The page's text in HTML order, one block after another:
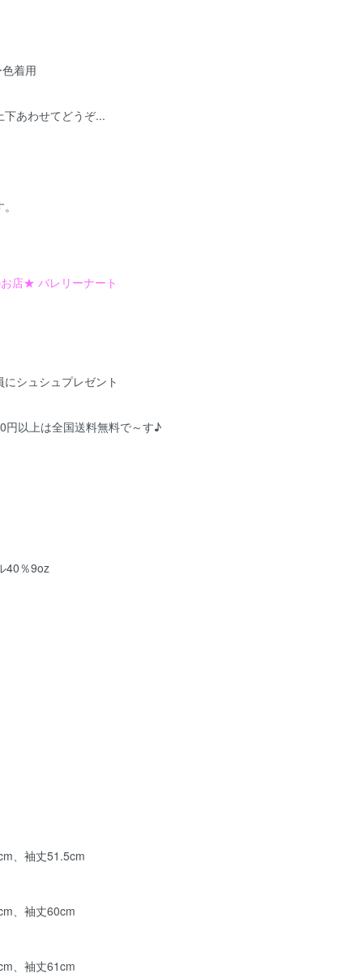
着用
あわせてどうぞ...
店★ バレリーナート
シュシュプレゼント
円以上は全国送料無料で～す♪
40％9oz
、袖丈51.5cm
、袖丈60cm
、袖丈61cm